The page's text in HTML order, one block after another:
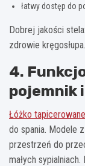
łatwy dostęp do
Dobrej jakości
zdrowie kręgosłupa.
4.
pojemnik
Łóżko tapicerowane
do spania. Modele
przestrzeń do
małych